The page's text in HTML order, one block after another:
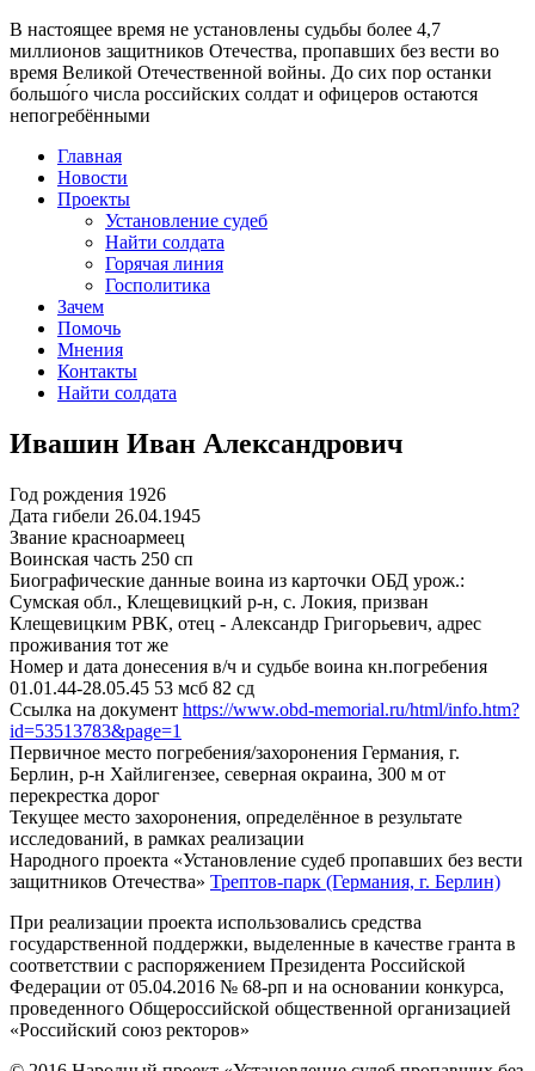
В настоящее время не установлены судьбы более 4,7
миллионов защитников Отечества, пропавших без вести во
время Великой Отечественной войны. До сих пор останки
большо́го числа российских солдат и офицеров остаются
непогребёнными
Главная
Новости
Проекты
Установление судеб
Найти солдата
Горячая линия
Госполитика
Зачем
Помочь
Мнения
Контакты
Найти солдата
Ивашин Иван Александрович
Год рождения 1926
Дата гибели 26.04.1945
Звание красноармеец
Воинская часть 250 сп
Биографические данные воина из карточки ОБД урож.:
Сумская обл., Клещевицкий р-н, с. Локия, призван
Клещевицким РВК, отец - Александр Григорьевич, адрес
проживания тот же
Номер и дата донесения в/ч и судьбе воина кн.погребения
01.01.44-28.05.45 53 мсб 82 сд
Ссылка на документ https://www.obd-memorial.ru/html/info.htm?
id=53513783&page=1
Первичное место погребения/захоронения Германия, г.
Берлин, р-н Хайлигензее, северная окраина, 300 м от
перекрестка дорог
Текущее место захоронения, определённое в результате
исследований, в рамках реализации
Народного проекта «Установление судеб пропавших без вести
защитников Отечества» Трептов-парк (Германия, г. Берлин)
При реализации проекта использовались средства
государственной поддержки, выделенные в качестве гранта в
соответствии с распоряжением Президента Российской
Федерации от 05.04.2016 № 68-рп и на основании конкурса,
проведенного Общероссийской общественной организацией
«Российский союз ректоров»